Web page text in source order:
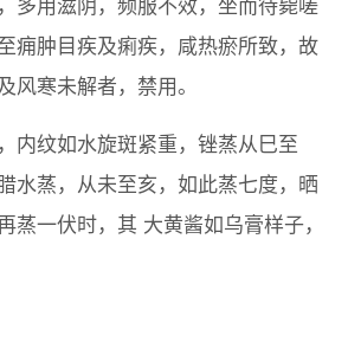
多用滋阴，频服不效，坐而待毙嗟
痈肿目疾及痢疾，咸热瘀所致，故
风寒未解者，禁用。
内纹如水旋斑紧重，锉蒸从巳至
水蒸，从未至亥，如此蒸七度，晒
蒸一伏时，其 大黄酱如乌膏样子，